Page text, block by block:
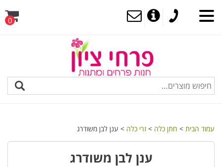
0
עמוד הבית > חתן כלה > זרי כלה > ענן לבן משודרג
ענן לבן משודרג